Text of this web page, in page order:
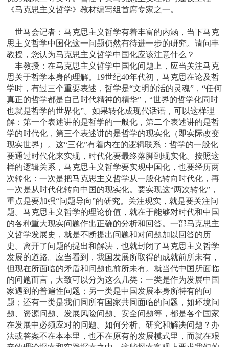
《马克思主义哲学》教材编写组首席专家之一。
世马会记者：马克思主义哲学有着丰富的内涵，当下马克
思主义哲学中国化这一问题仍然有待进一步的研究。请问丰
教授，您认为马克思主义哲学中国化应该注意什么？
丰教授：在马克思主义哲学中国化问题上，应当关注马克
思关于哲学本身的理解。19世纪40年代初，马克思在论及哲
学时，有过三个重要表述，哲学是“文明的活的灵魂”，“任何
真正的哲学都是自己时代精神的精华”，“世界的哲学化同时
也就是哲学的世界化”。如果转化成现代话语，可以这样理
解：第一个表述讲的是哲学的一般化，第二个表述讲的是哲
学的时代化，第三个表述讲的是哲学的现实化（即实际改变
现实世界）。这“三化”有着内在的逻辑联系：哲学的一般化
要通过时代化来实现，时代化要最终落脚到现实化。按照这
样的逻辑关系，马克思主义哲学要实现中国化，也要经历两
次转化：一次是把马克思主义哲学从一般化转向时代化，再
一次是从时代化转向中国的现实化。要实现这“两次转化”，
重点是要加强“问题导向”的研究。关注现实，就是要关注问
题。马克思主义哲学的理论价值，就在于能够对时代和中国
的各种重大现实问题作出正确的分析和回答。一部马克思主
义哲学发展史，就是不断提出问题和对问题加以回答的历
史。离开了问题的提出和解决，也就封闭了马克思主义哲学
发展的道路。应当看到，我国发展所取得的成就前所未有，
但现在所面临的矛盾和问题也前所未有。就当代中国所面临
的问题而言，大致可以分为这么几类：一类是作为发展中国
家遇到的普遍性问题；另一类是中国发展本身所特有的问
题；还有一类是我们同所有国家共同面临的问题，如环境问
题、资源问题、发展风险问题、安全问题等，都是各个国家
在发展中必须应对的问题。如何分析、研究和解决问题？办
法或答案不在本本里，也不在原有的发展模式里，而就在艰